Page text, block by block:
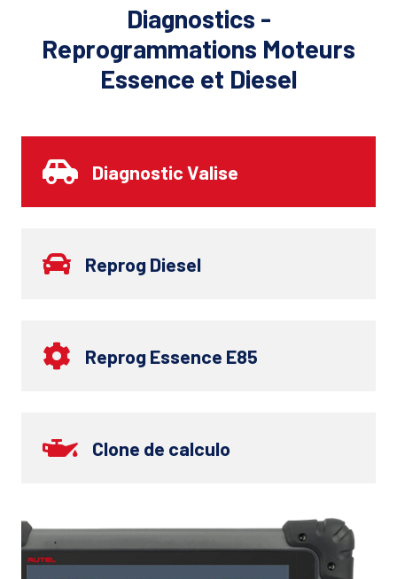
Diagnostics -
Reprogrammations Moteurs
Essence et Diesel
Diagnostic Valise
Reprog Diesel
Reprog Essence E85
Clone de calculo